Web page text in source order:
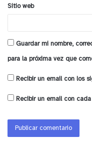
Sitio web
Guardar mi nombre,
para la próxima vez que
Recibir un email con los
Recibir un email con